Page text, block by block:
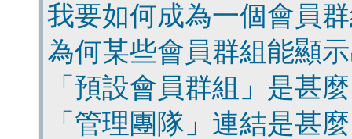
我要如何成為一個會員
為何某些會員群組能顯
「預設會員群組」是甚
「管理團隊」連結是甚